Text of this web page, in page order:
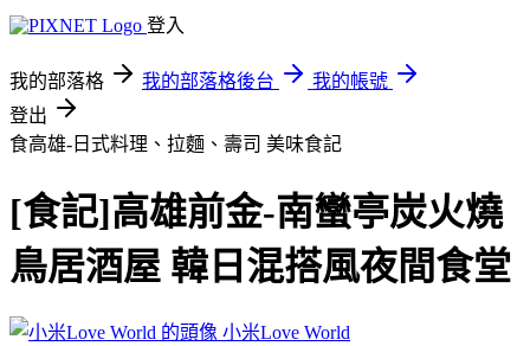
登入
我的部落格 我的部落格後台
我的帳號
登出
食高雄-日式料理、拉麵、壽司 美味食記
[食記]高雄前金-南蠻亭炭火燒
鳥居酒屋 韓日混搭風夜間食堂
小米Love World